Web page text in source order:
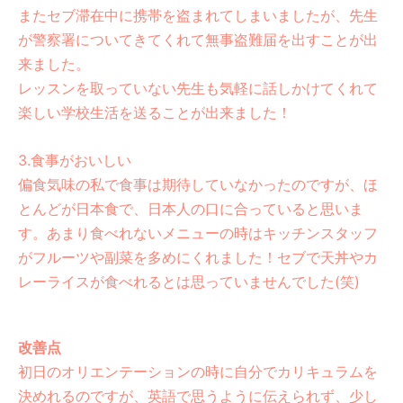
またセブ滞在中に携帯を盗まれてしまいましたが、先生
が警察署についてきてくれて無事盗難届を出すことが出
来ました。
レッスンを取っていない先生も気軽に話しかけてくれて
楽しい学校生活を送ることが出来ました！
3.食事がおいしい
偏食気味の私で食事は期待していなかったのですが、ほ
とんどが日本食で、日本人の口に合っていると思いま
す。あまり食べれないメニューの時はキッチンスタッフ
がフルーツや副菜を多めにくれました！セブで天丼やカ
レーライスが食べれるとは思っていませんでした(笑)
改善点
初日のオリエンテーションの時に自分でカリキュラムを
決めれるのですが、英語で思うように伝えられず、少し